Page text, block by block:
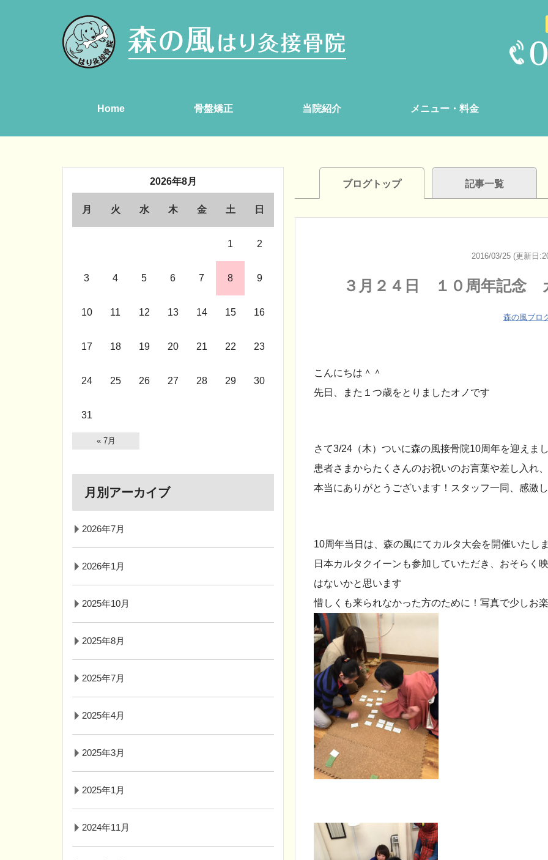
Home 骨盤矯正 当院紹介 メニュー・料金
ブログトップ 記事一覧
2016/03/25 (更新日
３月２４日 １０周年記念
森の風ブロ
こんにちは＾＾
先日、また１つ歳をとりましたオノです
さて3/24（木）ついに森の風接骨院10周年を迎えま
患者さまからたくさんのお祝いのお言葉や差し入れ
本当にありがとうございます ！スタッフ一同、感激
10周年当日は、森の風にてカルタ大会を開催いたし
日本カルタクイーンも参加していただき、おそらく
はないかと思います
惜しくも来られなかった方のために！写真で少しお
2026年8月
月 火 水 木 金 土 日
1 2
3 4 5 6 7 8 9
10 11 12 13 14 15 16
17 18 19 20 21 22 23
24 25 26 27 28 29 30
31
« 7月
月別アーカイブ
2026年7月
2026年1月
2025年10月
2025年8月
2025年7月
2025年4月
2025年3月
2025年1月
2024年11月